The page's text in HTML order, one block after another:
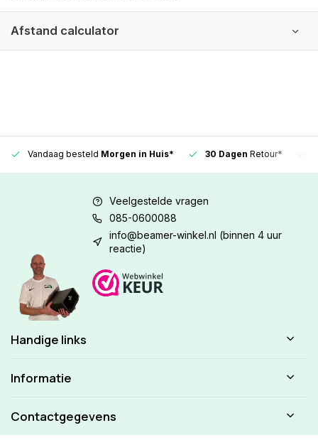
Afstand calculator
Vandaag besteld Morgen in Huis* 30 Dagen Retour*
Veelgestelde vragen
085-0600088
info@beamer-winkel.nl (binnen 4 uur
reactie)
Handige links
Informatie
Contactgegevens